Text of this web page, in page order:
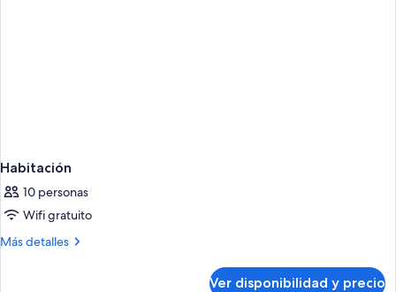
Habitación
10 personas
Wifi gratuito
Más detalles
Más
Ver disponibilidad y precio